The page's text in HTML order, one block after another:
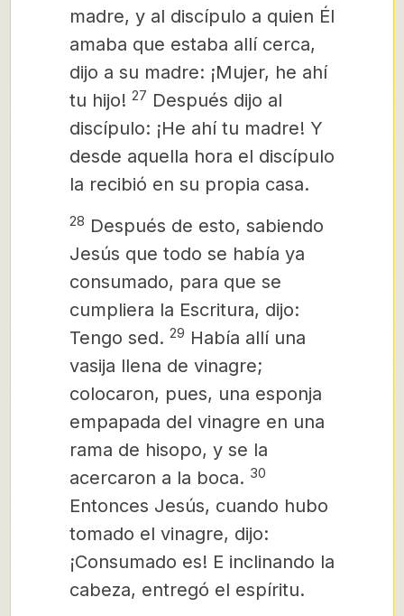
madre, y al discípulo a quien Él
amaba que estaba allí cerca,
dijo a su madre: ¡Mujer, he ahí
tu hijo! 27 Después dijo al
discípulo: ¡He ahí tu madre! Y
desde aquella hora el discípulo
la recibió en su propia casa.
28 Después de esto, sabiendo
Jesús que todo se había ya
consumado, para que se
cumpliera la Escritura, dijo:
Tengo sed. 29 Había allí una
vasija llena de vinagre;
colocaron, pues, una esponja
empapada del vinagre en una
rama de hisopo, y se la
acercaron a la boca. 30
Entonces Jesús, cuando hubo
tomado el vinagre, dijo:
¡Consumado es! E inclinando la
cabeza, entregó el espíritu.